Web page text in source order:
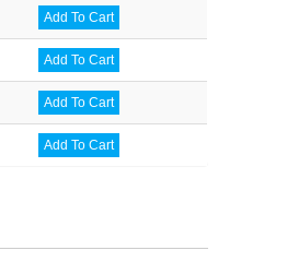
Add To Cart
Add To Cart
Add To Cart
Add To Cart